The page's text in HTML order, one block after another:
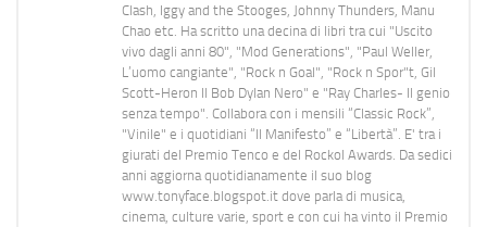
Clash, Iggy and the Stooges, Johnny Thunders, Manu
Chao etc. Ha scritto una decina di libri tra cui "Uscito
vivo dagli anni 80", "Mod Generations", "Paul Weller,
L’uomo cangiante", "Rock n Goal", "Rock n Spor"t, Gil
Scott-Heron Il Bob Dylan Nero" e "Ray Charles- Il genio
senza tempo". Collabora con i mensili “Classic Rock”,
"Vinile" e i quotidiani “Il Manifesto” e “Libertà”. E' tra i
giurati del Premio Tenco e del Rockol Awards. Da sedici
anni aggiorna quotidianamente il suo blog
www.tonyface.blogspot.it dove parla di musica,
cinema, culture varie, sport e con cui ha vinto il Premio